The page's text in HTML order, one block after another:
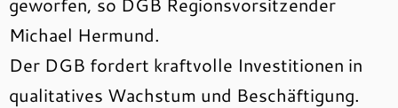
Michael Hermund.
Der DGB fordert kraftvolle Investitionen in
qualitatives Wachstum und Beschäftigung.